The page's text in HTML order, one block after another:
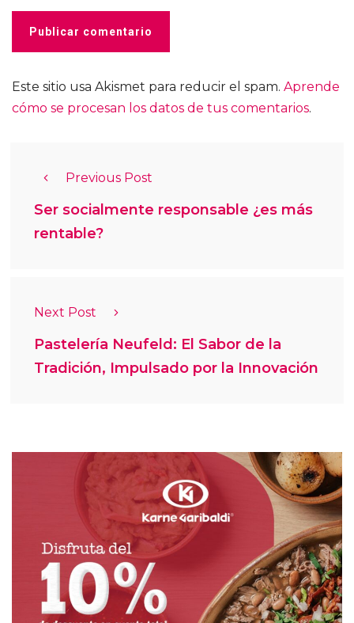
Este sitio usa Akismet para reducir el spam. Aprende
cómo se procesan los datos de tus comentarios.
Previous Post
Ser socialmente responsable ¿es más
rentable?
Next Post
Pastelería Neufeld: El Sabor de la
Tradición, Impulsado por la Innovación